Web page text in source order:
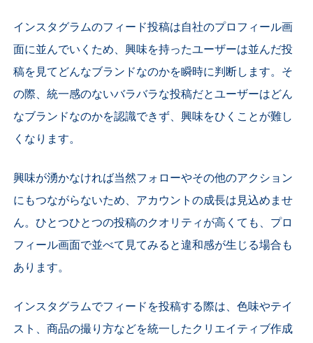
インスタグラムのフィード投稿は自社のプロフィール画
面に並んでいくため、興味を持ったユーザーは並んだ投
稿を見てどんなブランドなのかを瞬時に判断します。そ
の際、統一感のないバラバラな投稿だとユーザーはどん
なブランドなのかを認識できず、興味をひくことが難し
くなります。
興味が湧かなければ当然フォローやその他のアクション
にもつながらないため、アカウントの成長は見込めませ
ん。ひとつひとつの投稿のクオリティが高くても、プロ
フィール画面で並べて見てみると違和感が生じる場合も
あります。
インスタグラムでフィードを投稿する際は、色味やテイ
スト、商品の撮り方などを統一したクリエイティブ作成